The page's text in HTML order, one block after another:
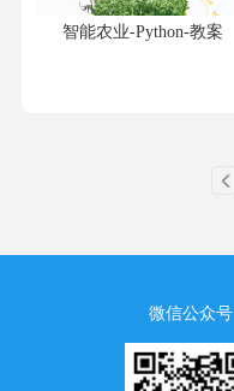
智能农业-Python-教案
微信公众号